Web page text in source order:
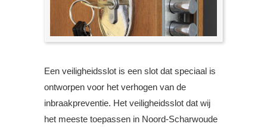
Een veiligheidsslot is een slot dat speciaal is
ontworpen voor het verhogen van de
inbraakpreventie. Het veiligheidsslot dat wij
het meeste toepassen in Noord-Scharwoude